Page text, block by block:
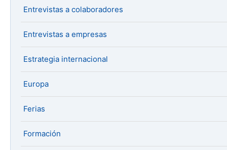
Entrevistas a colaboradores
Entrevistas a empresas
Estrategia internacional
Europa
Ferias
Formación